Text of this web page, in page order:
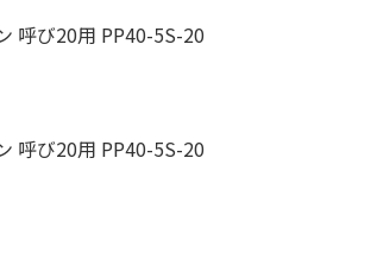
呼び20用 PP40-5S-20
呼び20用 PP40-5S-20